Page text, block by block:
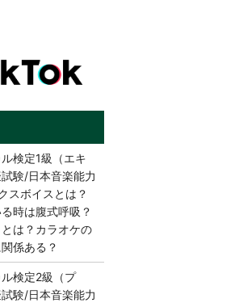
ル検定1級（エキ
験/日本音楽能力
スボイスとは？
時は腹式呼吸？
は？カラオケの
係ある？
ル検定2級（プ
験/日本音楽能力